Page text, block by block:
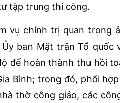
tập trung thi công.
vụ chính trị quan trọng
ban Mặt trận Tổ quốc
để hoàn thành thu hồi
Bình; trong đó, phối
thờ công giáo, các